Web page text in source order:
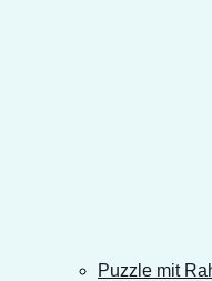
Puzzle mit